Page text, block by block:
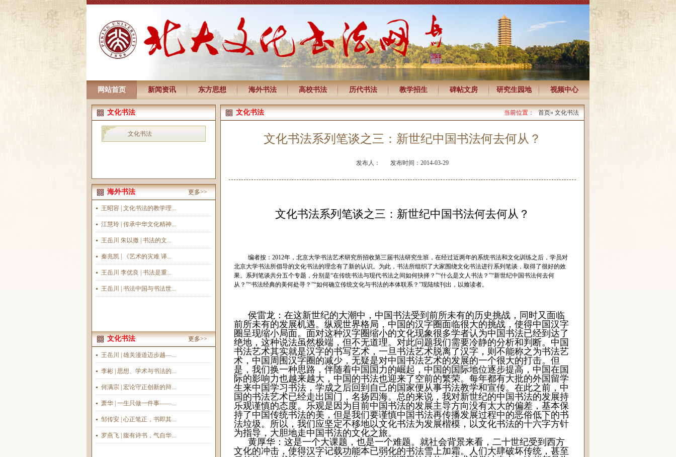
网站首页 新闻资讯 东方思想 海外书法 高校书法 历代书法 教学招生 碑帖文房 研究生园地 视频中心
文化书法
文化书法
海外书法 更多>>
王昭容 | 文化书法的教学理...
江慧玲 | 传承中华文化精神...
王岳川 朱以撒 | 书法的文...
秦兆凯 | 《艺术的灾难 译...
王岳川 李优良 | 书法是重...
王岳川 | 书法中国与书法世...
文化书法 更多>>
王岳川 | 雄关漫道迈步越—...
李彬 | 思想、学术与书法的...
何满宗 | 宏论守正创新的辩...
萧华 | 一生只做一件事——...
邹传安 | 心正笔正，书即其...
罗燕飞 | 腹有诗书，气自华...
文化书法 当前位置： 首页» 文化书法
文化书法系列笔谈之三：新世纪中国书法何去何从？
发布人： 发布时间：2014-03-29
文化书法系列笔谈之三：新世纪中国书法何去何从？
编者按 ：2012年，北京大学书法艺术研究所招收第三届书法研究生班，在经过近两年的系统书法和文化训练之后，学员对
北京大学书法所倡导的文化书法的理念有了新的认识。为此，书法所组织了大家围绕文化书法进行系列笔谈，取得了很好的效
果。系列笔谈共分五个专题，分别是“在传统书法与现代书法之间如何抉择？”“什么是文人书法？”“新世纪中国书法何去何
从？”“书法经典的美何处寻？”“如何确立传统文化与书法的本体联系？”现陆续刊出，以飨读者。
侯雷龙 ：在这新世纪的大潮中，中国书法受到前所未有的历史挑战，同时又面临
前所未有的发展机遇。纵观世界格局，中国的汉字圈面临很大的挑战，使得中国汉字
圈呈现缩小局面。面对这种汉字圈缩小的文化现象很多学者认为中国书法已经到达了
绝地，这种说法虽然极端，但不无道理。对此问题我们需要冷静的分析和判断。中国
书法艺术其实就是汉字的书写艺术，一旦书法艺术脱离了汉字，则不能称之为书法艺
术，中国周围汉字圈的减少，无疑是对中国书法艺术的发展的一个很大的打击。但
是，我们换一种思路，伴随着中国国力的崛起，中国的国际地位逐步提高，中国在国
际的影响力也越来越大，中国的书法也迎来了空前的繁荣。每年都有大批的外国留学
生来中国学习书法，学成之后回到自己的国家便从事书法教学和宣传。在此之前，中
国的书法艺术已经走出国门，名扬四海。总的来说，我对新世纪的中国书法的发展持
乐观谨慎的态度。乐观是因为目前中国书法的发展主导方向没有太大的偏差，基本保
持了中国传统书法的美，但是我们要谨慎中国书法再传播发展过程中的恶俗低下的书
法垃圾。所以，我们应坚定不移地以文化书法为发展楷模，以文化书法的十六字方针
为指导，大胆地走中国书法的文化之旅。
黄厚华 ：这是一个大课题，也是一个难题。就社会背景来看，二十世纪受到西方
文化的冲击，使得汉字记载功能本已弱化的书法雪上加霜。人们大肆破坏传统，甚至